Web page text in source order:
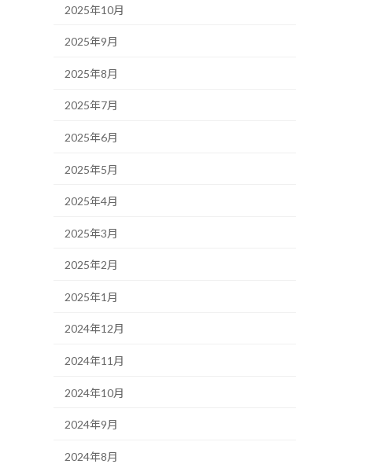
2025年10月
2025年9月
2025年8月
2025年7月
2025年6月
2025年5月
2025年4月
2025年3月
2025年2月
2025年1月
2024年12月
2024年11月
2024年10月
2024年9月
2024年8月